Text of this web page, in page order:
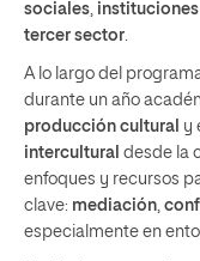
sociales,
tercer sector.
A lo largo del
durante un año
producción cultural y
intercultural desde la
enfoques y recursos
clave: mediación,
especialmente en